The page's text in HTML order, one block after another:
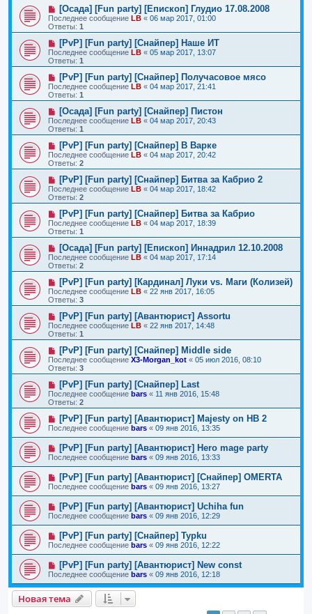
[Осада] [Fun party] [Епископ] Глудио 17.08.2008
Последнее сообщение LB « 06 мар 2017, 01:00
Ответы: 1
[PvP] [Fun party] [Снайпер] Наше ИТ
Последнее сообщение LB « 05 мар 2017, 13:07
Ответы: 1
[PvP] [Fun party] [Снайпер] Получасовое мясо
Последнее сообщение LB « 04 мар 2017, 21:41
Ответы: 1
[Осада] [Fun party] [Снайпер] Пистон
Последнее сообщение LB « 04 мар 2017, 20:43
Ответы: 1
[PvP] [Fun party] [Снайпер] В Варке
Последнее сообщение LB « 04 мар 2017, 20:42
Ответы: 2
[PvP] [Fun party] [Снайпер] Битва за Кабрио 2
Последнее сообщение LB « 04 мар 2017, 18:42
Ответы: 2
[PvP] [Fun party] [Снайпер] Битва за Кабрио
Последнее сообщение LB « 04 мар 2017, 18:39
Ответы: 1
[Осада] [Fun party] [Епископ] Иннадрил 12.10.2008
Последнее сообщение LB « 04 мар 2017, 17:14
Ответы: 2
[PvP] [Fun party] [Кардинал] Луки vs. Маги (Колизей)
Последнее сообщение LB « 22 янв 2017, 16:05
Ответы: 3
[PvP] [Fun party] [Авантюрист] Assortu
Последнее сообщение LB « 22 янв 2017, 14:48
Ответы: 1
[PvP] [Fun party] [Снайпер] Middle side
Последнее сообщение X3-Morgan_kot « 05 июл 2016, 08:10
Ответы: 3
[PvP] [Fun party] [Снайпер] Last
Последнее сообщение bars « 11 янв 2016, 15:48
Ответы: 2
[PvP] [Fun party] [Авантюрист] Majesty on HB 2
Последнее сообщение bars « 09 янв 2016, 13:35
[PvP] [Fun party] [Авантюрист] Hero mage party
Последнее сообщение bars « 09 янв 2016, 13:33
[PvP] [Fun party] [Авантюрист] [Снайпер] OMERTA
Последнее сообщение bars « 09 янв 2016, 13:27
[PvP] [Fun party] [Авантюрист] Uchiha fun
Последнее сообщение bars « 09 янв 2016, 12:29
[PvP] [Fun party] [Снайпер] Typku
Последнее сообщение bars « 09 янв 2016, 12:22
[PvP] [Fun party] [Авантюрист] New const
Последнее сообщение bars « 09 янв 2016, 12:18
Новая тема